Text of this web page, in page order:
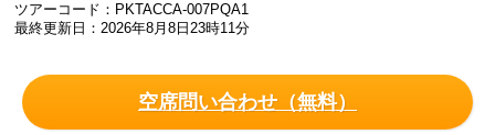
ツアーコード：PKTACCA-007PQA1
最終更新日：2026年8月8日23時11分
空席問い合わせ（無料）